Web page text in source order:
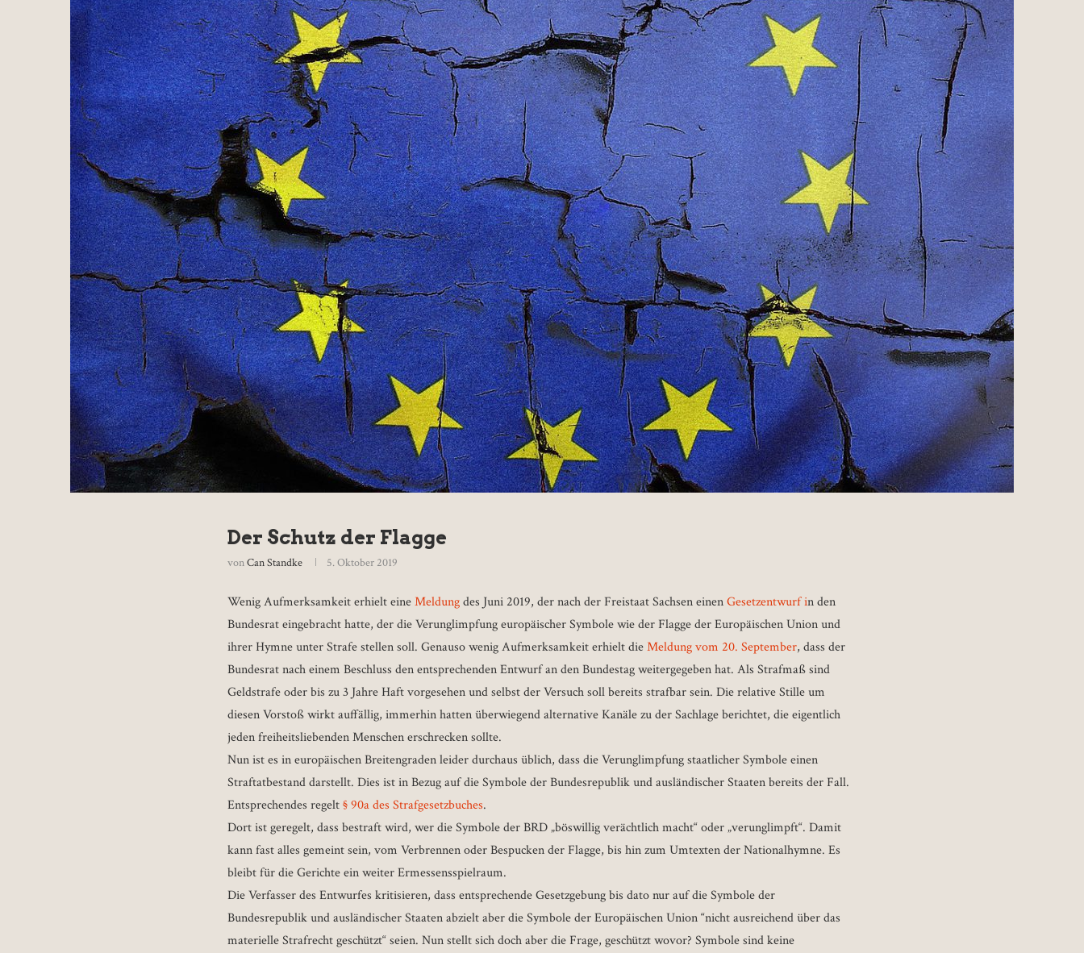
Der Schutz der Flagge
vonCan Standke 5. Oktober 2019
Wenig Aufmerksamkeit erhielt eineMeldungdes Juni 2019, der nach der Freistaat Sachsen einenGesetzentwurf in den
Bundesrat eingebracht hatte, der die Verunglimpfung europäischer Symbole wie der Flagge der Europäischen Union und
ihrer Hymne unter Strafe stellen soll. Genauso wenig Aufmerksamkeit erhielt dieMeldung vom 20. September, dass der
Bundesrat nach einem Beschluss den entsprechenden Entwurf an den Bundestag weitergegeben hat. Als Strafmaß sind
Geldstrafe oder bis zu 3 Jahre Haft vorgesehen und selbst der Versuch soll bereits strafbar sein. Die relative Stille um
diesen Vorstoß wirkt auffällig, immerhin hatten überwiegend alternative Kanäle zu der Sachlage berichtet, die eigentlich
jeden freiheitsliebenden Menschen erschrecken sollte.
Nun ist es in europäischen Breitengraden leider durchaus üblich, dass die Verunglimpfung staatlicher Symbole einen
Straftatbestand darstellt. Dies ist in Bezug auf die Symbole der Bundesrepublik und ausländischer Staaten bereits der Fall.
Entsprechendes regelt§ 90a des Strafgesetzbuches.
Dort ist geregelt, dass bestraft wird, wer die Symbole der BRD „böswillig verächtlich macht“ oder „verunglimpft“. Damit
kann fast alles gemeint sein, vom Verbrennen oder Bespucken der Flagge, bis hin zum Umtexten der Nationalhymne. Es
bleibt für die Gerichte ein weiter Ermessensspielraum.
Die Verfasser des Entwurfes kritisieren, dass entsprechende Gesetzgebung bis dato nur auf die Symbole der
Bundesrepublik und ausländischer Staaten abzielt aber die Symbole der Europäischen Union “nicht ausreichend über das
materielle Strafrecht geschützt“ seien. Nun stellt sich doch aber die Frage, geschützt wovor? Symbole sind keine